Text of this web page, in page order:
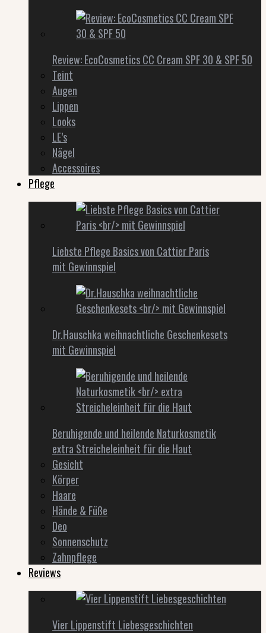
Review: EcoCosmetics CC Cream SPF 30 & SPF 50
Teint
Augen
Lippen
Looks
LE’s
Nägel
Accessoires
Pflege
Liebste Pflege Basics von Cattier Paris
mit Gewinnspiel
Dr.Hauschka weihnachtliche Geschenkesets
mit Gewinnspiel
Beruhigende und heilende Naturkosmetik
extra Streicheleinheit für die Haut
Gesicht
Körper
Haare
Hände & Füße
Deo
Sonnenschutz
Zahnpflege
Reviews
Vier Lippenstift Liebesgeschichten